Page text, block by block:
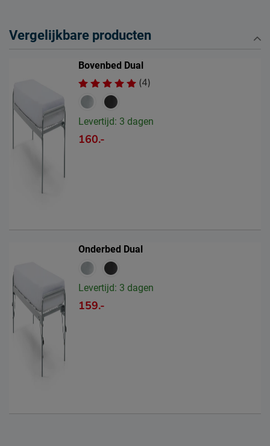
Locatie
Postbus 716, 5400 AS,
Uden, Nederland
info@beterbed.nl
Vergelijkbare producten
Bovenbed Dual
(4)
Levertijd: 3 dagen
160.-
Onderbed Dual
Levertijd: 3 dagen
159.-